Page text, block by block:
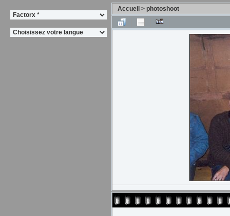
Accueil >photoshoot